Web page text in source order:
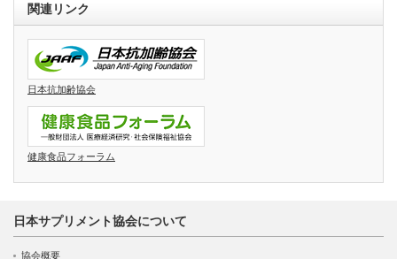
関連リンク
日本抗加齢協会
健康食品フォーラム
日本サプリメント協会について
協会概要